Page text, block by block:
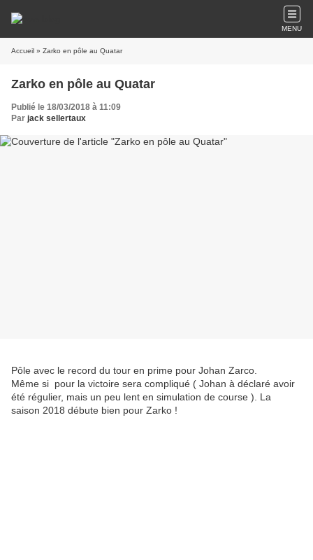
MENU
Accueil » Zarko en pôle au Quatar
Zarko en pôle au Quatar
Publié le 18/03/2018 à 11:09
Par jack sellertaux
Pôle avec le record du tour en prime pour Johan Zarco.
Même si pour la victoire sera compliqué ( Johan à déclaré avoir
été régulier, mais un peu lent en simulation de course ). La
saison 2018 débute bien pour Zarko !